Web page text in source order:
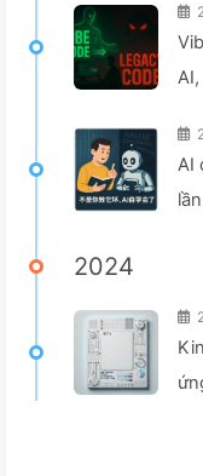
AI
2024